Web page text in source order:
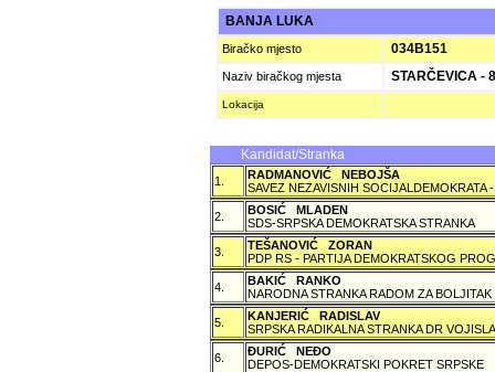
BANJA LUKA
Biračko mjesto 034B151
Naziv biračkog mjesta STARČEVICA - 8
Lokacija
Kandidat/Stranka
1.
RADMANOVIĆ NEBOJŠA
SAVEZ NEZAVISNIH SOCIJALDEMOKRATA
2.
BOSIĆ MLADEN
SDS-SRPSKA DEMOKRATSKA STRANKA
3.
TEŠANOVIĆ ZORAN
PDP RS - PARTIJA DEMOKRATSKOG
4.
BAKIĆ RANKO
NARODNA STRANKA RADOM ZA BOLJITAK
5.
KANJERIĆ RADISLAV
SRPSKA RADIKALNA STRANKA DR
6.
ÐURIĆ NEÐO
DEPOS-DEMOKRATSKI POKRET SRPSKE